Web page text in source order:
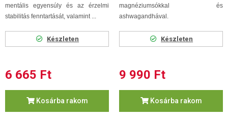
mentális egyensúly és az érzelmi
stabilitás fenntartását, valamint ...
Készleten
6 665 Ft
Kosárba rakom
magnéziumsókkal és
ashwagandhával.
Készleten
9 990 Ft
Kosárba rakom